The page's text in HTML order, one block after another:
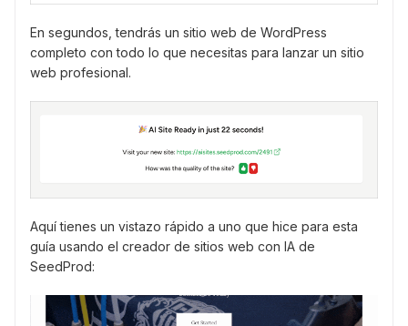
En segundos, tendrás un sitio web de WordPress
completo con todo lo que necesitas para lanzar un sitio
web profesional.
Aquí tienes un vistazo rápido a uno que hice para esta
guía usando el creador de sitios web con IA de
SeedProd: